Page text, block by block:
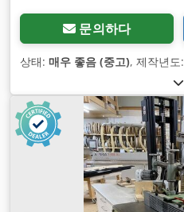
문의하다
상태: 매우 좋음 (중고), 제작년도: